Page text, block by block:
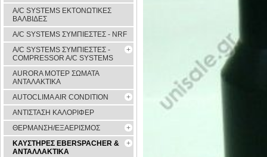
A/C SYSTEMS ΕΚΤΟΝΩΤΙΚΕΣ
ΒΑΛΒΙΔΕΣ
A/C SYSTEMS ΣΥΜΠΙΕΣΤΕΣ - NRF
A/C SYSTEMS ΣΥΜΠΙΕΣΤΕΣ -
COMPRESSOR A/C SYSTEMS
AURORA ΜΟΤΕΡ ΣΩΜΑΤΑ
ΑΝΤΑΛΑΚΤΙΚΑ
AUTOCLIMA AIR CONDITION
ΑΝΤΙΣΤΑΣΗ ΚΑΛΟΡΙΦΕΡ
ΘΕΡΜΑΝΣΗ/ΕΞΑΕΡΙΣΜΟΣ
ΚΑΥΣΤΗΡΕΣ EBERSPACHER &
ΑΝΤΑΛΛΑΚΤΙΚΑ